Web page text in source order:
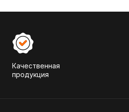
Качественная
продукция